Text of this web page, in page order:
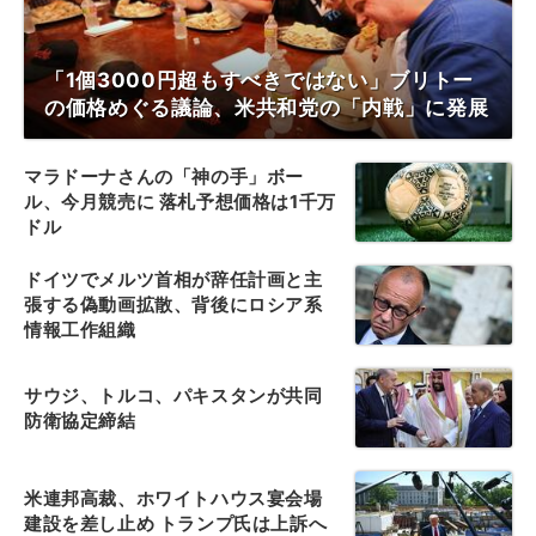
「1個3000円超もすべきではない」ブリトー
の価格めぐる議論、米共和党の「内戦」に発展
マラドーナさんの「神の手」ボー
ル、今月競売に 落札予想価格は1千万
ドル
ドイツでメルツ首相が辞任計画と主
張する偽動画拡散、背後にロシア系
情報工作組織
サウジ、トルコ、パキスタンが共同
防衛協定締結
米連邦高裁、ホワイトハウス宴会場
建設を差し止め トランプ氏は上訴へ